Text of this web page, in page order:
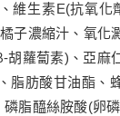
維生素E(抗氧化
子濃縮汁、氧化
胡蘿蔔素)、亞麻
脂肪酸甘油酯、
磷脂醯絲胺酸(卵